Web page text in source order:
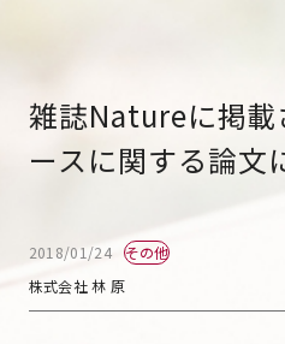
雑誌Natureに掲載
ースに関する論文
2018/01/24
その他
株式会社 林 原